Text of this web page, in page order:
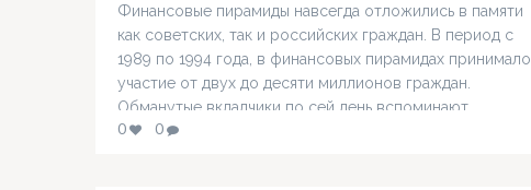
Финансовые пирамиды навсегда отложились в памяти
как советских, так и российских граждан. В период с
1989 по 1994 года, в финансовых пирамидах принимало
участие от двух до десяти миллионов граждан.
Обманутые вкладчики по сей день вспоминают
митинги, на которых отстаивали свои права и пытались
0 0